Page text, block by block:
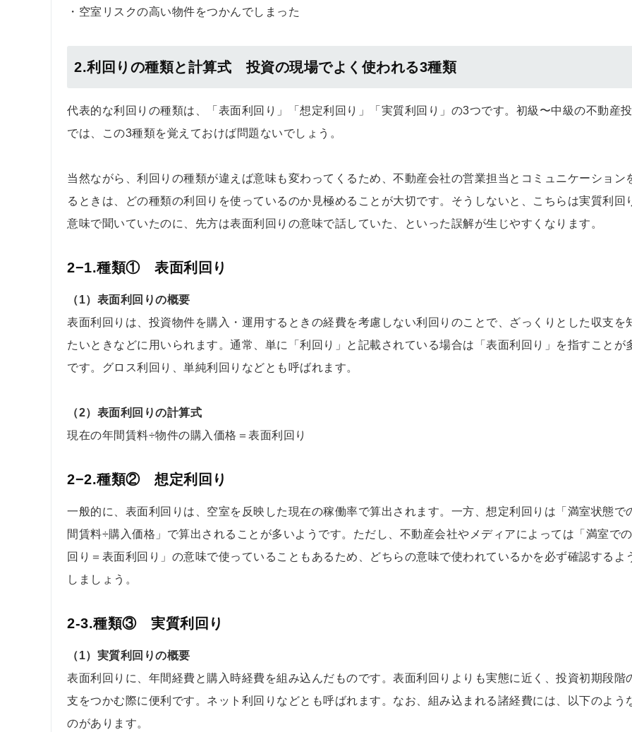
・空室リスクの高い物件をつかんでしまった
2.利回りの種類と計算式 投資の現場でよく使われる3種類
代表的な利回りの種類は、「表面利回り」「想定利回り」「実質利回り」の3つです。初級〜中級の不動産
では、この3種類を覚えておけば問題ないでしょう。
当然ながら、利回りの種類が違えば意味も変わってくるため、不動産会社の営業担当とコミュニケーション
るときは、どの種類の利回りを使っているのか見極めることが大切です。そうしないと、こちらは実質利回
意味で聞いていたのに、先方は表面利回りの意味で話していた、といった誤解が生じやすくなります。
2−1.種類① 表面利回り
（1）表面利回りの概要
表面利回りは、投資物件を購入・運用するときの経費を考慮しない利回りのことで、ざっくりとした収支を
たいときなどに用いられます。通常、単に「利回り」と記載されている場合は「表面利回り」を指すことが
です。グロス利回り、単純利回りなどとも呼ばれます。
（2）表面利回りの計算式
現在の年間賃料÷物件の購入価格＝表面利回り
2−2.種類② 想定利回り
一般的に、表面利回りは、空室を反映した現在の稼働率で算出されます。一方、想定利回りは「満室状態で
間賃料÷購入価格」で算出されることが多いようです。ただし、不動産会社やメディアによっては「満室で
回り＝表面利回り」の意味で使っていることもあるため、どちらの意味で使われているかを必ず確認するよ
しましょう。
2-3.種類③ 実質利回り
（1）実質利回りの概要
表面利回りに、年間経費と購入時経費を組み込んだものです。表面利回りよりも実態に近く、投資初期段階
支をつかむ際に便利です。ネット利回りなどとも呼ばれます。なお、組み込まれる諸経費には、以下のよう
のがあります。